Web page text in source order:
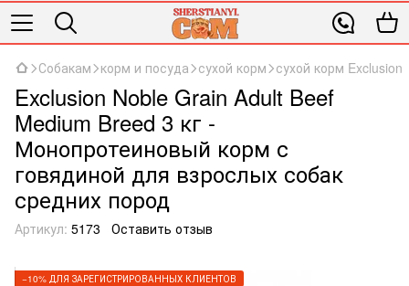
Собакам корм и посуда сухой корм сухой корм Exclusion
Exclusion Noble Grain Adult Beef
Medium Breed 3 кг -
Монопротеиновый корм с
говядиной для взрослых собак
средних пород
Артикул: 5173 Оставить отзыв
−10% ДЛЯ ЗАРЕГИСТРИРОВАННЫХ КЛИЕНТОВ